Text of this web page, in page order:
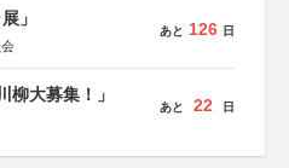
」
あと 126 日
柳大募集！」
あと 22 日